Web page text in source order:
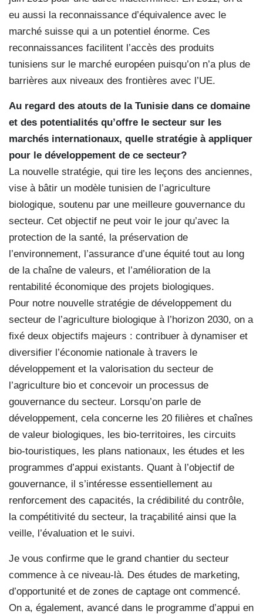
eu aussi la reconnaissance d’équivalence avec le
marché suisse qui a un potentiel énorme. Ces
reconnaissances facilitent l’accès des produits
tunisiens sur le marché européen puisqu’on n’a plus de
barrières aux niveaux des frontières avec l’UE.
Au regard des atouts de la Tunisie dans ce domaine
et des potentialités qu’offre le secteur sur les
marchés internationaux, quelle stratégie à appliquer
pour le développement de ce secteur?
La nouvelle stratégie, qui tire les leçons des anciennes,
vise à bâtir un modèle tunisien de l’agriculture
biologique, soutenu par une meilleure gouvernance du
secteur. Cet objectif ne peut voir le jour qu’avec la
protection de la santé, la préservation de
l’environnement, l’assurance d’une équité tout au long
de la chaîne de valeurs, et l’amélioration de la
rentabilité économique des projets biologiques.
Pour notre nouvelle stratégie de développement du
secteur de l’agriculture biologique à l’horizon 2030, on a
fixé deux objectifs majeurs : contribuer à dynamiser et
diversifier l’économie nationale à travers le
développement et la valorisation du secteur de
l’agriculture bio et concevoir un processus de
gouvernance du secteur. Lorsqu’on parle de
développement, cela concerne les 20 filières et chaînes
de valeur biologiques, les bio-territoires, les circuits
bio-touristiques, les plans nationaux, les études et les
programmes d’appui existants. Quant à l’objectif de
gouvernance, il s’intéresse essentiellement au
renforcement des capacités, la crédibilité du contrôle,
la compétitivité du secteur, la traçabilité ainsi que la
veille, l’évaluation et le suivi.
Je vous confirme que le grand chantier du secteur
commence à ce niveau-là. Des études de marketing,
d’opportunité et de zones de captage ont commencé.
On a, également, avancé dans le programme d’appui en